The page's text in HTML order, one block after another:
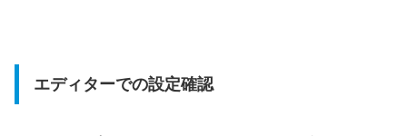
エディターでの設定確認